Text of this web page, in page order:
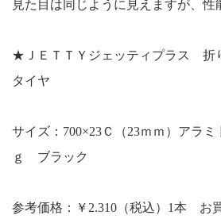
見た目は同じように見えますが、性
★ＪＥＴＴＹジェッティプラス 折
タイヤ
サイズ：700×23Ｃ（23ｍｍ）アラ
ｇ ブラック
参考価格：￥2.310（税込）1本 お